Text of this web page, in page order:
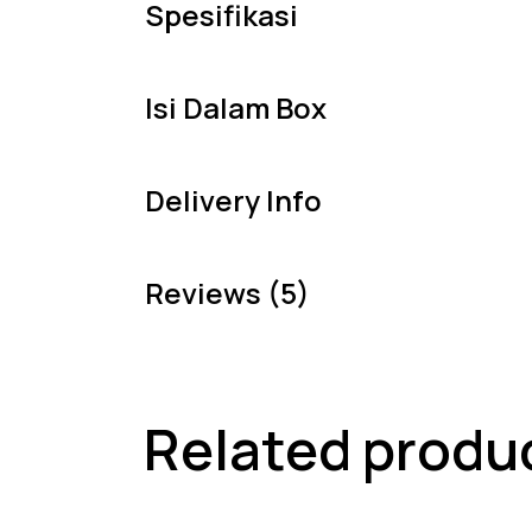
Spesifikasi
Isi Dalam Box
Delivery Info
Reviews (5)
Related